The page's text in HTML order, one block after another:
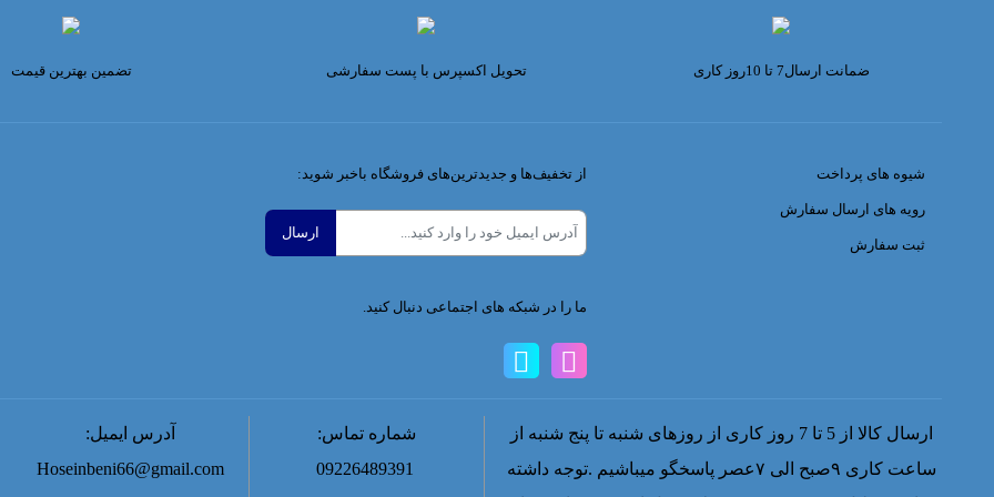
Vmax
Wofo
ضمانت ارسال7 تا 10روز کاری تحویل اکسپرس با پست سفارشی تضمین بهترین قیمت
شیوه های پرداخت
رویه های ارسال سفارش
ثبت سفارش
از تخفیف‌ها و جدیدترین‌های فروشگاه باخبر شوید:
ما را در شبکه های اجتماعی دنبال کنید.
ارسال کالا از 5 تا 7 روز کاری از روزهای شنبه تا پنج شنبه از
ساعت کاری ۹صبح الی ۷عصر پاسخگو میباشیم .توجه داشته
شماره تماس:
09226489391
آدرس ایمیل:
Hoseinbeni66@gmail.com